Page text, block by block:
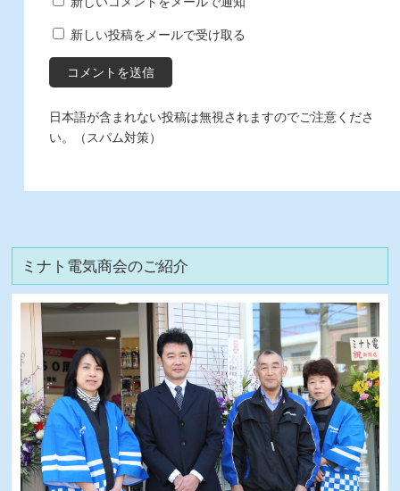
新しい投稿をメールで受け取る
日本語が含まれない投稿は無視されますのでご注意くださ
い。（スパム対策）
ミナト電気商会のご紹介